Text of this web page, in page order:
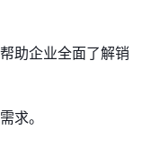
助企业全面了解销
求。